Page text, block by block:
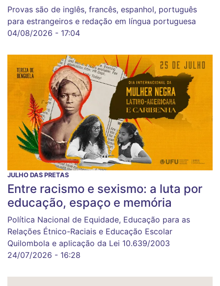
Provas são de inglês, francês, espanhol, português
para estrangeiros e redação em língua portuguesa
04/08/2026 - 17:04
JULHO DAS PRETAS
Entre racismo e sexismo: a luta por
educação, espaço e memória
Política Nacional de Equidade, Educação para as
Relações Étnico-Raciais e Educação Escolar
Quilombola e aplicação da Lei 10.639/2003
24/07/2026 - 16:28